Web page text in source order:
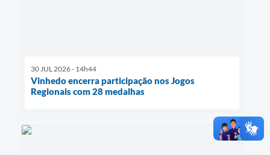
30 JUL 2026 - 14h44
Vinhedo encerra participação nos Jogos
Regionais com 28 medalhas